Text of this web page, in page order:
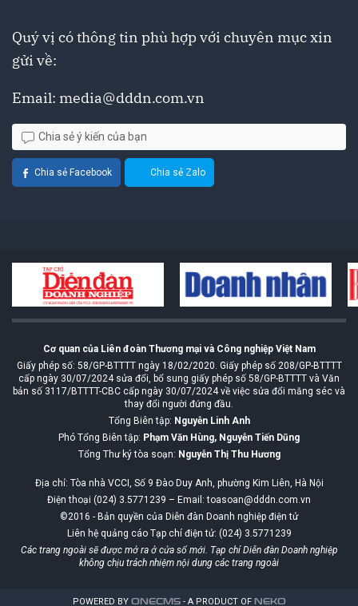
Quý vị có thông tin phù hợp với chuyên mục xin
gửi về:
Email: media@dddn.com.vn
Chia sẻ ý kiến của bạn
Chia sẻ Facebook Chia sẻ Zalo
Cơ quan của Liên đoàn Thương mại và Công nghiệp Việt Nam
Giấy phép số: 58/GP-BTTTT ngày 18/02/2020. Giấy phép số 208/GP-BTTTT
cấp ngày 30/07/2024 sửa đổi, bổ sung giấy phép số 58/GP-BTTTT và Văn
bản số 3117/BTTTT-CBC cấp ngày 30/07/2024 về việc sửa đổi măng séc và
thay đổi người đứng đầu.
Tổng Biên tập: Nguyễn Linh Anh
Phó Tổng Biên tập: Phạm Văn Hùng, Nguyễn Tiến Dũng
Tổng Thư ký tòa soạn: Nguyễn Thị Thu Hương
Địa chỉ: Tòa nhà VCCI, Số 9 Đào Duy Anh, phường Kim Liên, Hà Nội
Điện thoại (024) 3.5771239 – Email: toasoan@dddn.com.vn
©2016 - Bản quyền của Diễn đàn Doanh nghiệp điện tử
Liên hệ quảng cáo Tạp chí điện tử: (024) 3.5771239
Các trang ngoài sẽ được mở ra ở cửa sổ mới. Tạp chí Diễn đàn Doanh nghiệp
không chịu trách nhiệm nội dung các trang ngoài
POWERED BY ONECMS- A PRODUCT OF NEKO